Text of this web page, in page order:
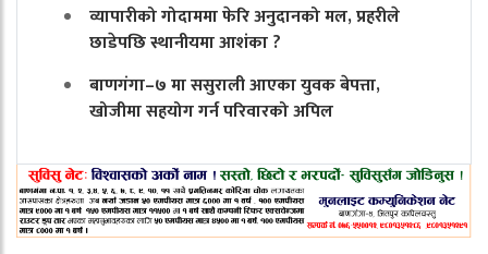
व्यापारीको गोदाममा फेरि अनुदानको मल, प्रहरीले
छाडेपछि स्थानीयमा आशंका ?
बाणगंगा–७ मा ससुराली आएका युवक बेपत्ता,
खोजीमा सहयोग गर्न परिवारको अपिल